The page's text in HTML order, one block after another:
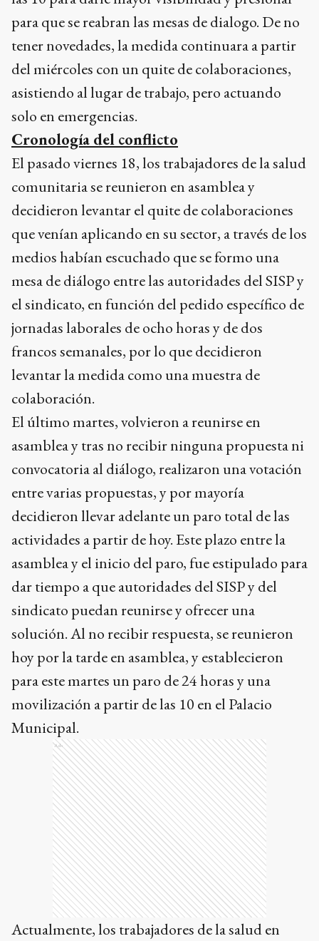
para que se reabran las mesas de dialogo. De no
tener novedades, la medida continuara a partir
del miércoles con un quite de colaboraciones,
asistiendo al lugar de trabajo, pero actuando
solo en emergencias.
Cronología del conflicto
El pasado viernes 18, los trabajadores de la salud
comunitaria se reunieron en asamblea y
decidieron levantar el quite de colaboraciones
que venían aplicando en su sector, a través de los
medios habían escuchado que se formo una
mesa de diálogo entre las autoridades del SISP y
el sindicato, en función del pedido específico de
jornadas laborales de ocho horas y de dos
francos semanales, por lo que decidieron
levantar la medida como una muestra de
colaboración.
El último martes, volvieron a reunirse en
asamblea y tras no recibir ninguna propuesta ni
convocatoria al diálogo, realizaron una votación
entre varias propuestas, y por mayoría
decidieron llevar adelante un paro total de las
actividades a partir de hoy. Este plazo entre la
asamblea y el inicio del paro, fue estipulado para
dar tiempo a que autoridades del SISP y del
sindicato puedan reunirse y ofrecer una
solución. Al no recibir respuesta, se reunieron
hoy por la tarde en asamblea, y establecieron
para este martes un paro de 24 horas y una
movilización a partir de las 10 en el Palacio
Municipal.
Ads
Actualmente, los trabajadores de la salud en